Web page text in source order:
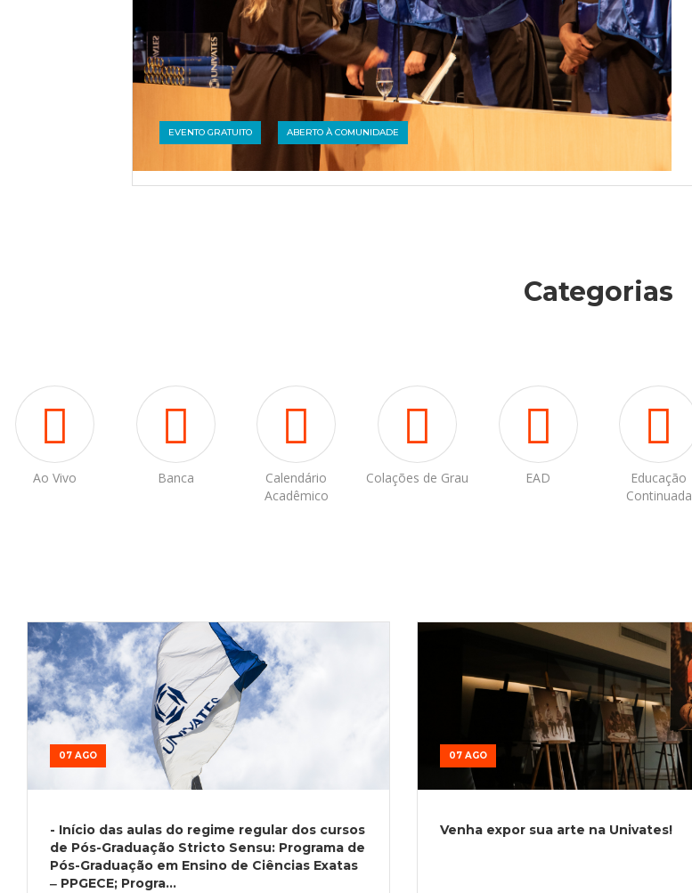
EVENTO GRATUITO ABERTO À COMUNIDADE
Categorias
Ao Vivo Banca
Calendário
Acadêmico
Colações de Grau EAD
Educação
Continuada
07 AGO
- Início das aulas do regime regular dos cursos
de Pós-Graduação Stricto Sensu: Programa de
Pós-Graduação em Ensino de Ciências Exatas
‒ PPGECE; Progra...
07 AGO
Venha expor sua arte na Univates!